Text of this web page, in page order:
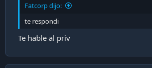
Fatcorp dijo:
te respondi
Te hable al priv